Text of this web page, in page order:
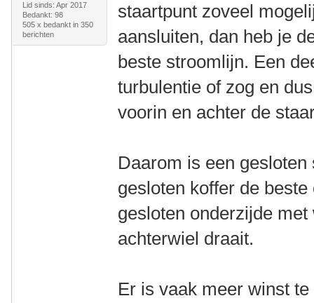
Lid sinds: Apr 2017
Bedankt: 98
505 x bedankt in 350
berichten
staartpunt zoveel
aansluiten, dan heb je
beste stroomlijn. Een
turbulentie of zog en
voorin en achter de
Daarom is een
gesloten koffer de
gesloten onderzijde
achterwiel draait.
Er is vaak meer winst